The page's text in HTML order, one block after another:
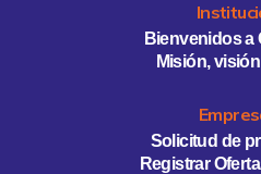
Bienvenidos a
Misión,
Solicitud de
Registrar